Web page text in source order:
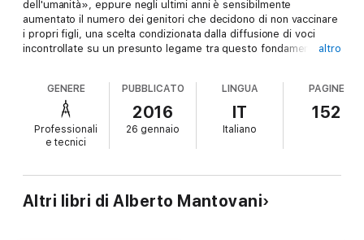
dell'umanità», eppure negli ultimi anni è sensibilmente
aumentato il numero dei genitori che decidono di non vaccinare
i propri figli, una scelta condizionata dalla diffusione di voci
incontrollate su un presunto legame tra questo fondamentale
dopo che la comunità medica ha categoricamente smentito tali
«leggende». Ma i vaccini sono davvero pericolosi? Alberto
Mantovani, uno dei più noti immunologi in campo internazionale,
spiega in modo chiaro e accessibile come funziona il nostro
sistema immunitario e cosa succede quando ci vacciniamo,
saremmo ancora esposti a flagelli come il vaiolo e la
poliomielite, e a tutte quelle malattie comunemente
altro
GENERE
Professionali
e tecnici
PUBBLICATO
2016
26 gennaio
LINGUA
IT
Italiano
PAGINE
152
Altri libri di Alberto Mantovani